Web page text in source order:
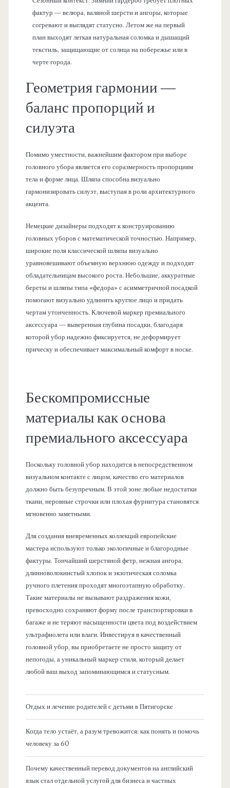
фактур — велюра, валяной шерсти и ангоры, которые
согревают и выглядят статусно. Летом же на первый
план выходят легкая натуральная соломка и дышащий
текстиль, защищающие от солнца на побережье или в
черте города.
Геометрия гармонии —
баланс пропорций и
силуэта
Помимо уместности, важнейшим фактором при выборе
головного убора является его соразмерность пропорциям
тела и форме лица. Шляпа способна визуально
гармонизировать силуэт, выступая в роли архитектурного
акцента.
Немецкие дизайнеры подходят к конструированию
головных уборов с математической точностью. Например,
широкие поля классической шляпы визуально
уравновешивают объемную верхнюю одежду и подходят
обладательницам высокого роста. Небольшие, аккуратные
береты и шляпы типа «федора» с асимметричной посадкой
помогают визуально удлинить круглое лицо и придать
чертам утонченность. Ключевой маркер премиального
аксессуара — выверенная глубина посадки, благодаря
которой убор надежно фиксируется, не деформирует
прическу и обеспечивает максимальный комфорт в носке.
Бескомпромиссные
материалы как основа
премиального аксессуара
Поскольку головной убор находится в непосредственном
визуальном контакте с лицом, качество его материалов
должно быть безупречным. В этой зоне любые недостатки
ткани, неровные строчки или плохая фурнитура становятся
мгновенно заметными.
Для создания вневременных коллекций европейские
мастера используют только экологичные и благородные
фактуры. Тончайший шерстяной фетр, нежная ангора,
длинноволокнистый хлопок и экзотическая соломка
ручного плетения проходят многоэтапную обработку.
Такие материалы не вызывают раздражения кожи,
превосходно сохраняют форму после транспортировки в
багаже и не теряют насыщенности цвета под воздействием
ультрафиолета или влаги. Инвестируя в качественный
головной убор, вы приобретаете не просто защиту от
непогоды, а уникальный маркер стиля, который делает
любой ваш выход запоминающимся и статусным.
Отдых и лечение родителей с детьми в Пятигорске
Когда тело устаёт, а разум тревожится: как понять и помочь
человеку за 60
Почему качественный перевод документов на английский
язык стал отдельной услугой для бизнеса и частных